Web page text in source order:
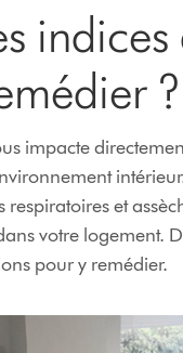
indices
?
impacte
respiratoires et
votre logement.
pour y remédier.